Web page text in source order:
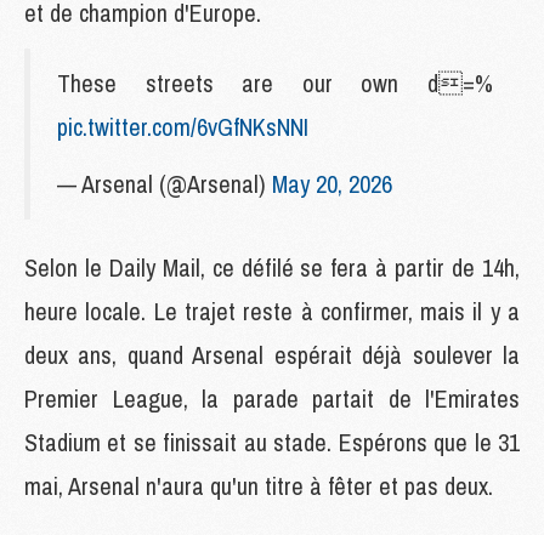
et de champion d'Europe.
These streets are our own d‍=%
pic.twitter.com/6vGfNKsNNI
— Arsenal (@Arsenal) May 20, 2026
Selon le Daily Mail, ce défilé se fera à partir de 14h,
heure locale. Le trajet reste à confirmer, mais il y a
deux ans, quand Arsenal espérait déjà soulever la
Premier League, la parade partait de l'Emirates
Stadium et se finissait au stade. Espérons que le 31
mai, Arsenal n'aura qu'un titre à fêter et pas deux.